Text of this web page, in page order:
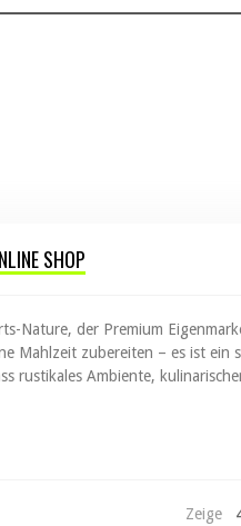
SHOP
Nature, der Premium
Mahlzeit zubereiten – es ist ein
rustikales Ambiente,
Zeige